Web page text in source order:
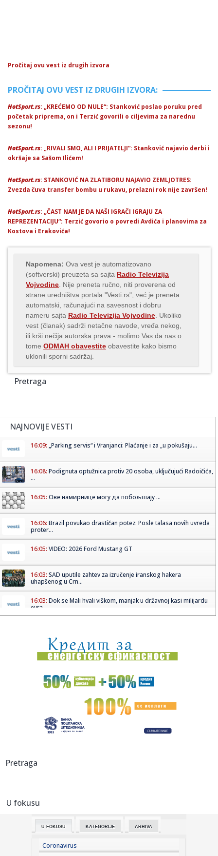
Pročitaj ovu vest iz drugih izvora
PROČITAJ OVU VEST IZ DRUGIH IZVORA:
HotSport.rs: „KREĆEMO OD NULE“: Stanković poslao poruku pred
početak priprema, on i Terzić govorili o ciljevima za narednu
sezonu!
HotSport.rs: „RIVALI SMO, ALI I PRIJATELJI“: Stanković najavio derbi i
okršaje sa Sašom Ilićem!
HotSport.rs: STANKOVIĆ NA ZLATIBORU NAJAVIO ZEMLJOTRES:
Zvezda čuva transfer bombu u rukavu, prelazni rok nije završen!
HotSport.rs: „ČAST NAM JE DA NAŠI IGRAČI IGRAJU ZA
REPREZENTACIJU“: Terzić govorio o povredi Avdića i planovima za
Kostova i Erakovića!
Napomena: Ova vest je automatizovano
(softverski) preuzeta sa sajta Radio Televizija
Vojvodine . Nije preneta ručno, niti proverena od
strane uredništva portala "Vesti.rs", već je preneta
automatski, računajući na savesnost i dobru
nameru sajta Radio Televizija Vojvodine . Ukoliko
vest (članak) sadrži netačne navode, vređa nekog,
ili krši nečija autorska prava - molimo Vas da nas o
tome ODMAH obavestite obavestite kako bismo
uklonili sporni sadržaj.
Pretraga
NAJNOVIJE VESTI
16:09: „Parking servis“ i Vranjanci: Plaćanje i za „u pokušaju...
16:08: Podignuta optužnica protiv 20 osoba, uključujući Radoičića,
...
16:05: Ове намирнице могу да побољшају ...
16:06: Brazil povukao drastičan potez: Posle talasa novih uvreda
proter...
16:05: VIDEO: 2026 Ford Mustang GT
16:03: SAD uputile zahtev za izručenje iranskog hakera
uhapšenog u Crn...
16:03: Dok se Mali hvali viškom, manjak u državnoj kasi milijardu
evra
16:02:"Noćna mora" poručuje Mediću: "Smiri se"
15:59:Nemački brod na meti napada u Crnom moru: Posada
evakuisana, bro...
Gotova sednica Republičkog štaba za vanredne situacije:
15:58:Vlada usvojila paket pomoći vredan gotovo tri milijarde
princip...
15:54:
15:52:
Državljaninu Srbije određen pritvor u Hrvatskoj zbog
Pretraga
U fokusu
U FOKUSU KATEGORIJE ARHIVA
Coronavirus